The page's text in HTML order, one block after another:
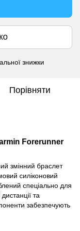
знижки
Порівняти
Forerunner
змінний браслет
силіконовий
спеціально для
та
забезпечують